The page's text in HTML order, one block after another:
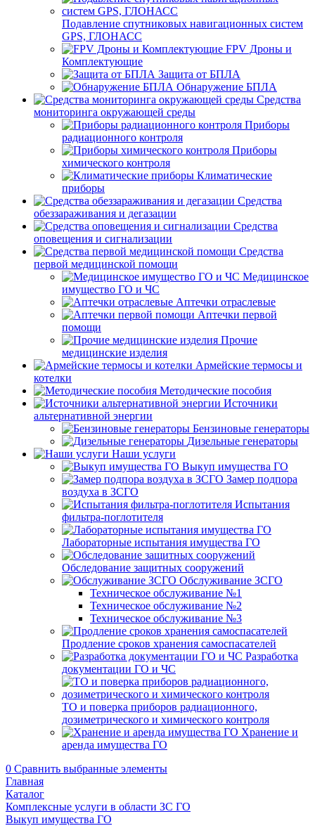
Подавление спутниковых навигационных систем
GPS, ГЛОНАСС
FPV Дроны и
Комплектующие
Защита от БПЛА
Обнаружение БПЛА
Средства
мониторинга окружающей среды
Приборы
радиационного контроля
Приборы
химического контроля
Климатические
приборы
Средства
обеззараживания и дегазации
Средства
оповещения и сигнализации
Средства
первой медицинской помощи
Медицинское
имущество ГО и ЧС
Аптечки отраслевые
Аптечки первой
помощи
Прочие
медицинские изделия
Армейские термосы и
котелки
Методические пособия
Источники
альтернативной энергии
Бензиновые генераторы
Дизельные генераторы
Наши услуги
Выкуп имущества ГО
Замер подпора
воздуха в ЗСГО
Испытания
фильтра-поглотителя
Лабораторные испытания имущества ГО
Обследование защитных сооружений
Обслуживание ЗСГО
Техническое обслуживание №1
Техническое обслуживание №2
Техническое обслуживание №3
Продление сроков хранения самоспасателей
Разработка
документации ГО и ЧС
ТО и поверка приборов радиационного,
дозиметрического и химического контроля
Хранение и
аренда имущества ГО
0 Сравнить выбранные элементы
Главная
Каталог
Комплексные услуги в области ЗС ГО
Выкуп имущества ГО